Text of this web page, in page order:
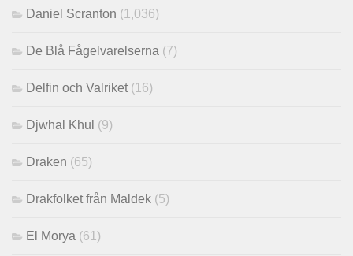
Daniel Scranton (1,036)
De Blå Fågelvarelserna (7)
Delfin och Valriket (16)
Djwhal Khul (9)
Draken (65)
Drakfolket från Maldek (5)
El Morya (61)